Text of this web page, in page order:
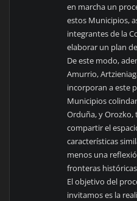
en marcha un
estos Municipios,
integrantes de la
elaborar un plan
De este modo,
Amurrio,
incorporan a este
Municipios
Orduña, y Orozko,
compartir el
características
menos una
fronteras
El objetivo del
invitamos es la